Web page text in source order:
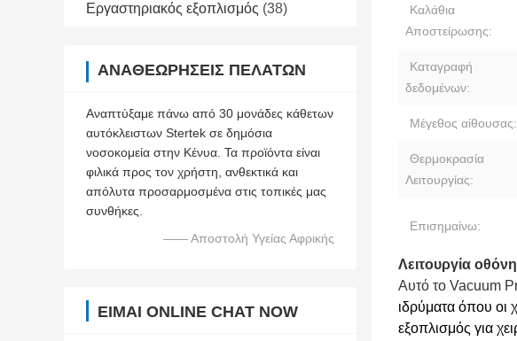
Εργαστηριακός εξοπλισμός (38)
ΑΝΑΘΕΩΡΉΣΕΙΣ ΠΕΛΑΤΏΝ
Αναπτύξαμε πάνω από 30 μονάδες κάθετων
αυτόκλειστων Stertek σε δημόσια
νοσοκομεία στην Κένυα. Τα προϊόντα είναι
φιλικά προς τον χρήστη, ανθεκτικά και
απόλυτα προσαρμοσμένα στις τοπικές μας
συνθήκες.
—— Αποστολή Υγείας Αφρικής
ΕΊΜΑΙ ONLINE CHAT NOW
Καλάθια
Αποστείρωσης:
Καταγραφή
δεδομένων:
Μέγεθος αίθουσας:
Θερμοκρασία
Λειτουργίας:
Επισημαίνω:
Λειτουργία
Αυτό το Vacuum
ιδρύματα όπου οι
εξοπλισμός για